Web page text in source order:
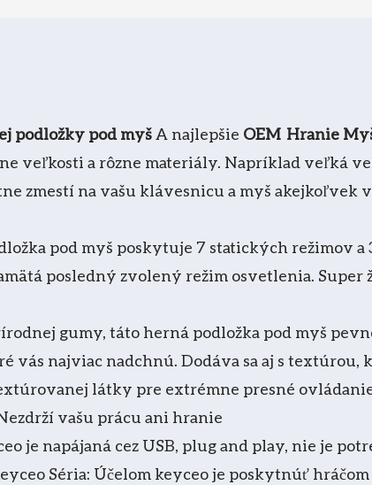
podložky pod myš A najlepšie OEM Hranie
veľkosti a rôzne materiály. Napríklad veľká
zmestí na vašu klávesnicu a myš
pod myš poskytuje 7 statických režimov
posledný zvolený režim osvetlenia.
gumy, táto herná podložka pod myš
najviac nadchnú. Dodáva sa aj s textúrou,
látky pre extrémne presné
Nezdrží vašu prácu ani hranie
je napájaná cez USB, plug and play, nie je
Séria: Účelom keyceo je poskytnúť